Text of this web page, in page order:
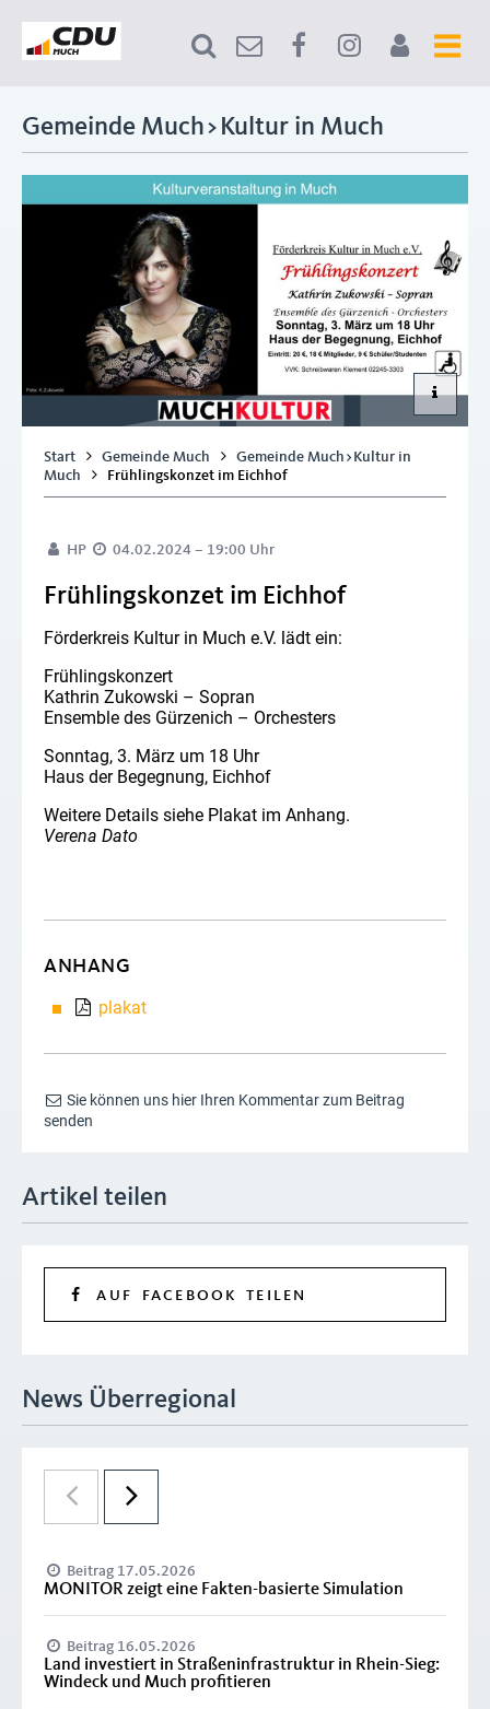
Gemeinde Much>Kultur in Much
Start Gemeinde Much
Gemeinde Much>Kultur in
Much
Frühlingskonzet im Eichhof
HP 04.02.2024 – 19:00 Uhr
Frühlingskonzet im Eichhof
Förderkreis Kultur in Much e.V. lädt ein:
Frühlingskonzert
Kathrin Zukowski – Sopran
Ensemble des Gürzenich – Orchesters
Sonntag, 3. März um 18 Uhr
Haus der Begegnung, Eichhof
Weitere Details siehe Plakat im Anhang.
Verena Dato
ANHANG
plakat
Sie können uns hier Ihren Kommentar zum Beitrag
senden
Artikel teilen
AUF FACEBOOK TEILEN
News Überregional
Beitrag 17.05.2026
MONITOR zeigt eine Fakten-basierte Simulation
Beitrag 16.05.2026
Land investiert in Straßeninfrastruktur in Rhein-Sieg:
Windeck und Much profitieren